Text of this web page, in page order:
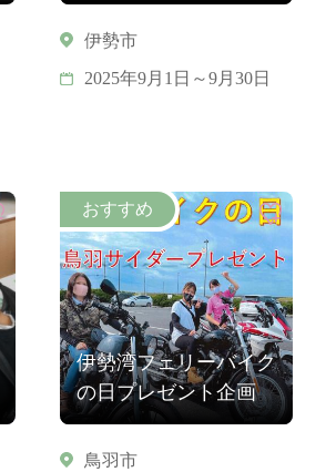
伊勢市
2025年9月1日～9月30日
伊勢湾フェリーバイク
の日プレゼント企画
鳥羽市